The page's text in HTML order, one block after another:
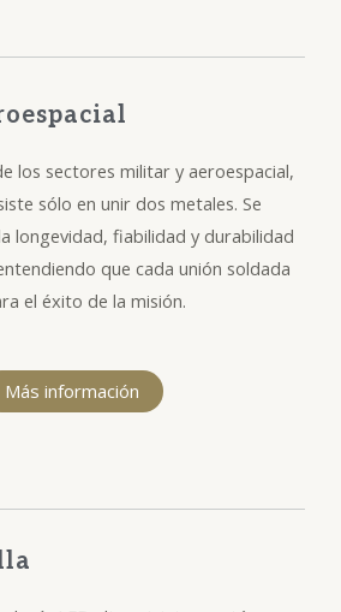
los sectores militar y aeroespacial,
sólo en unir dos metales. Se
longevidad, fiabilidad y durabilidad
que cada unión soldada
el éxito de la misión.
Más información